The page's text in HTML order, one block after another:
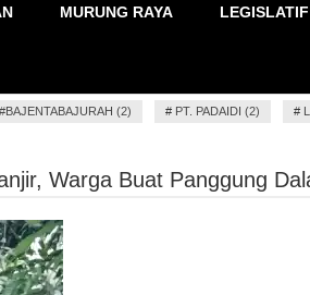
MURUNG RAYA LEGISLATIF
(2) # PT. PADAIDI (2) #
Warga Buat Panggung